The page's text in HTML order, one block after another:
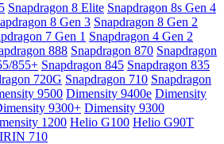
Snapdragon 8 Elite Snapdragon 8s Gen 4
8 Gen 3 Snapdragon 8 Gen 2
7 Gen 1 Snapdragon 4 Gen 2
888 Snapdragon 870 Snapdragon
855+ Snapdragon 845 Snapdragon 835
720G Snapdragon 710 Snapdragon
9500 Dimensity 9400e Dimensity
9300+ Dimensity 9300
1200 Helio G100 Helio G90T
710